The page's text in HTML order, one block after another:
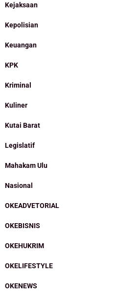
Kejaksaan
Kepolisian
Keuangan
KPK
Kriminal
Kuliner
Kutai Barat
Legislatif
Mahakam Ulu
Nasional
OKEADVETORIAL
OKEBISNIS
OKEHUKRIM
OKELIFESTYLE
OKENEWS